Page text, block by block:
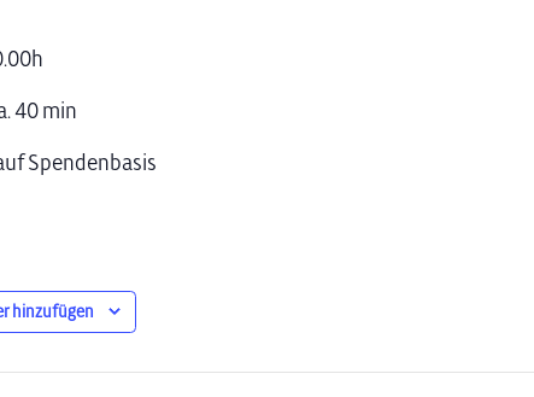
40 min
Spendenbasis
hinzufügen